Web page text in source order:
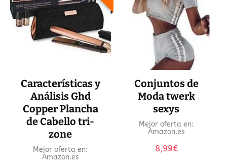
Características y
Análisis Ghd
Copper Plancha
de Cabello tri-
zone
Mejor oferta en:
Amazon.es
Conjuntos de
Moda twerk
sexys
Mejor oferta en:
Amazon.es
8,99€